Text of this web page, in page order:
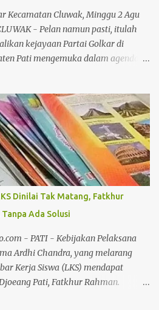
mendorong pemain USP Pati.
Kecamatan Cluwak, Minggu 2 Agu
- Pelan namun pasti, itulah
kejayaan Partai Golkar di
Pati mengemuka dalam agenda
Cluwak berkomitmen
pada Pemilu mendatang. Baca
Awak Media, Kapolresta Pati
Terima Kasih Baca juga: Tokoh
BMT Fastabiq, Muhammad
tersebut, Ketua DPD Partai
Sri Wahyuningati menitipkan
dan pengurus Partai Golkar hingga
maksimal dalam membesarkan
menegaskan, target
perhatian bersama mengingat
Dinilai Tak Matang, Fatkhur
Ada Solusi
- PATI - Kebijakan Pelaksana
Ardhi Chandra, yang melarang
Kerja Siswa (LKS) mendapat
Pati, Fatkhur Rahman.